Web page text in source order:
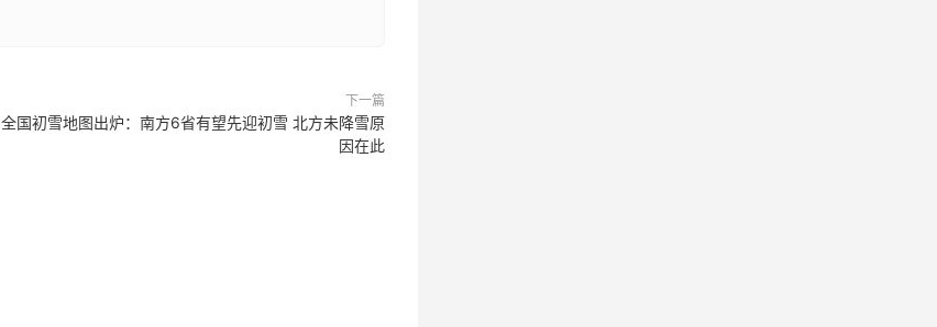
下一篇
全国初雪地图出炉：南方6省有望先迎初雪 北方未降雪原
因在此